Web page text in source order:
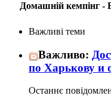
Домашній кемпінг -
Важливі теми
Важливо:
по Харькову и
Останнє